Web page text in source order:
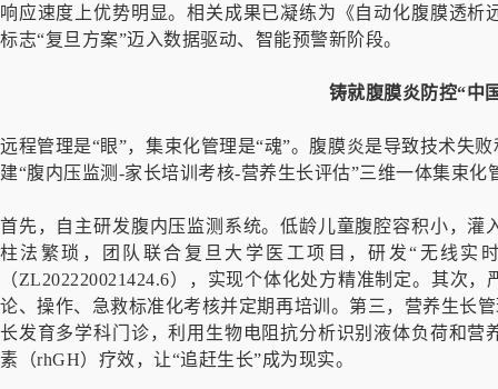
响应速度上优势明显。相关成果已凝练为《自动化腹膜透
标志“复旦方案”迈入数据驱动、智能预警新阶段。
铸就腹膜炎防控“中
远程管理是“眼”，集束化管理是“魂”。腹膜炎是导致技术失
建“腹内压监测-家长培训考核-营养生长评估”三维一体集束化
首先，自主研发腹内压监测系统。低龄儿童腹腔容积小，
柱法繁琐，团队联合复旦大学医工项目，研发“无线实
（ZL202220021424.6），实现个体化处方精准制定。其次
论、操作、急救标准化考核并定期再培训。第三，营养生长
长发育多学科门诊，利用生物电阻抗分析识别液体负荷和
素（rhGH）疗效，让“追赶生长”成为现实。